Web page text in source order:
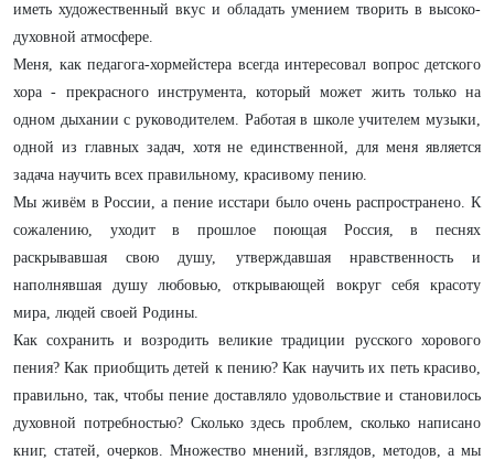
иметь художественный вкус и обладать умением творить в высоко-
духовной атмосфере.
Меня, как педагога-хормейстера всегда интересовал вопрос детского
хора - прекрасного инструмента, который может жить только на
одном дыхании с руководителем. Работая в школе учителем музыки,
одной из главных задач, хотя не единственной, для меня является
задача научить всех правильному, красивому пению.
Мы живём в России, а пение исстари было очень распространено. К
сожалению, уходит в прошлое поющая Россия, в песнях
раскрывавшая свою душу, утверждавшая нравственность и
наполнявшая душу любовью, открывающей вокруг себя красоту
мира, людей своей Родины.
Как сохранить и возродить великие традиции русского хорового
пения? Как приобщить детей к пению? Как научить их петь красиво,
правильно, так, чтобы пение доставляло удовольствие и становилось
духовной потребностью? Сколько здесь проблем, сколько написано
книг, статей, очерков. Множество мнений, взглядов, методов, а мы